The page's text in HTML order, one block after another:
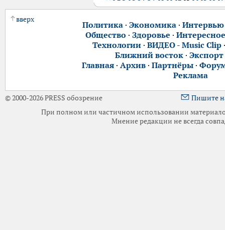
вверх
Политика· Экономика· Интервью
Общество · Здоровье · Интересное
Технологии· ВИДЕО - Music Clip
Ближний восток ·
Главная· Архив· Партнёры·
Реклама
© 2000-2026 PRESS обозрение
Пишите
При полном или частичном использовании
Мнение редакции не всегда